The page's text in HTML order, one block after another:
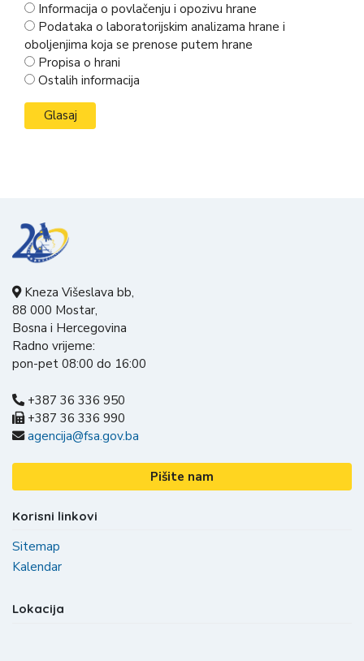
Informacija o povlačenju i opozivu hrane
Podataka o laboratorijskim analizama hrane i
oboljenjima koja se prenose putem hrane
Propisa o hrani
Ostalih informacija
Kneza Višeslava bb,
88 000 Mostar,
Bosna i Hercegovina
Radno vrijeme:
pon-pet 08:00 do 16:00
+387 36 336 950
+387 36 336 990
agencija@fsa.gov.ba
Pišite nam
Korisni linkovi
Sitemap
Kalendar
Lokacija